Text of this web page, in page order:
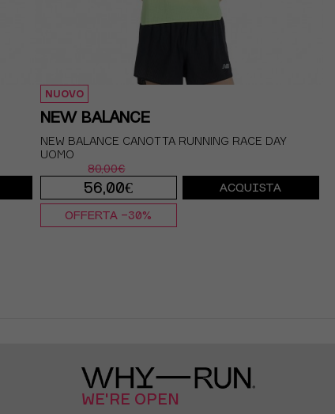
NUOVO
NEW BALANCE
NEW BALANCE CANOTTA RUNNING RACE DAY
UOMO
80,00€
56,00€ ACQUISTA
OFFERTA -30%
WE'RE OPEN